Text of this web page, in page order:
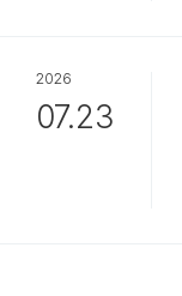
2026
07.23